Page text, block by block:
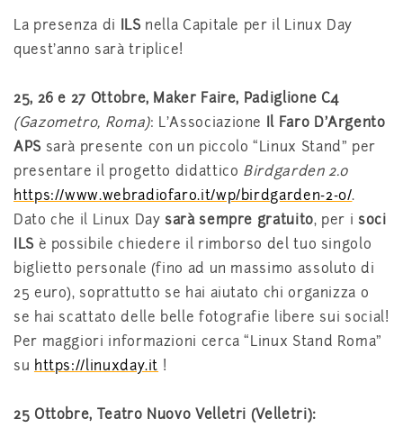
La presenza di ILS nella Capitale per il Linux Day
quest’anno sarà triplice!
25, 26 e 27 Ottobre, Maker Faire, Padiglione C4
(Gazometro, Roma): L’Associazione Il Faro D’Argento
APS sarà presente con un piccolo “Linux Stand” per
presentare il progetto didattico Birdgarden 2.0
https://www.webradiofaro.it/wp/birdgarden-2-0/.
Dato che il Linux Daysarà sempre gratuito, per isoci
ILS è possibile chiedere il rimborso del tuo singolo
biglietto personale (fino ad un massimo assoluto di
25 euro), soprattutto se hai aiutato chi organizza o
se hai scattato delle belle fotografie libere sui social!
Per maggiori informazioni cerca “Linux Stand Roma”
su https://linuxday.it !
25 Ottobre, Teatro Nuovo Velletri (Velletri):